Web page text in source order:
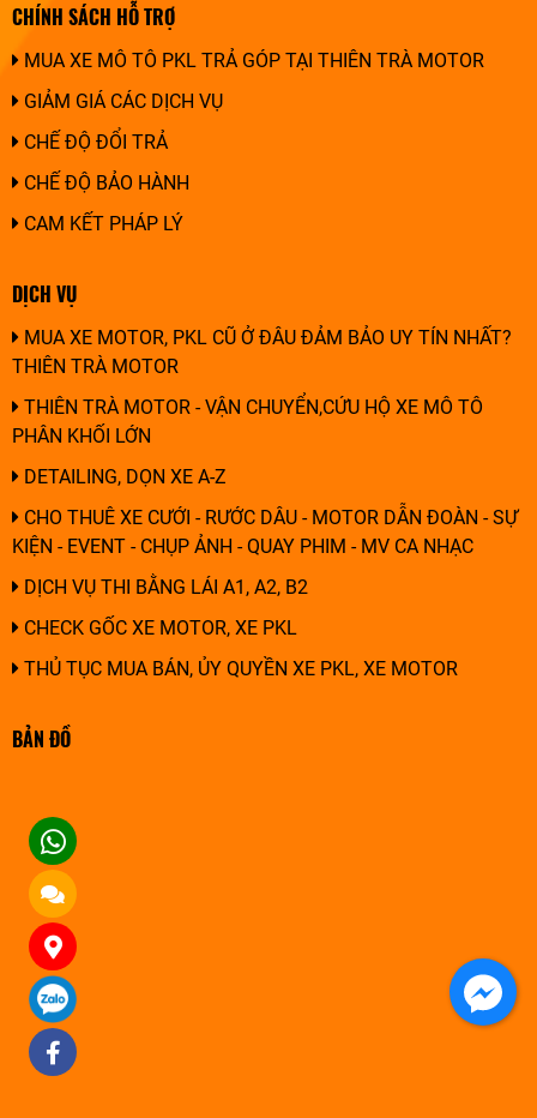
CHÍNH SÁCH HỖ TRỢ
MUA XE MÔ TÔ PKL TRẢ GÓP TẠI THIÊN TRÀ MOTOR
GIẢM GIÁ CÁC DỊCH VỤ
CHẾ ĐỘ ĐỔI TRẢ
CHẾ ĐỘ BẢO HÀNH
CAM KẾT PHÁP LÝ
DỊCH VỤ
MUA XE MOTOR, PKL CŨ Ở ĐÂU ĐẢM BẢO UY TÍN NHẤT?
THIÊN TRÀ MOTOR
THIÊN TRÀ MOTOR - VẬN CHUYỂN,CỨU HỘ XE MÔ TÔ
PHÂN KHỐI LỚN
DETAILING, DỌN XE A-Z
CHO THUÊ XE CƯỚI - RƯỚC DÂU - MOTOR DẪN ĐOÀN - SỰ
KIỆN - EVENT - CHỤP ẢNH - QUAY PHIM - MV CA NHẠC
DỊCH VỤ THI BẰNG LÁI A1, A2, B2
CHECK GỐC XE MOTOR, XE PKL
THỦ TỤC MUA BÁN, ỦY QUYỀN XE PKL, XE MOTOR
BẢN ĐỒ